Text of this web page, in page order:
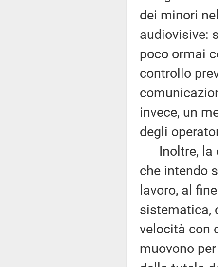
dei minori
audiovisive:
poco ormai
controllo
invece, un
degli
Inoltre, la
che intendo
lavoro, al
sistematica,
velocità con
muovono